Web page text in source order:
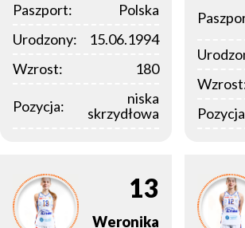
Paszport:
Polska
Urodzony:
15.06.1994
Wzrost:
180
Pozycja:
niska
skrzydłowa
13
Weronika